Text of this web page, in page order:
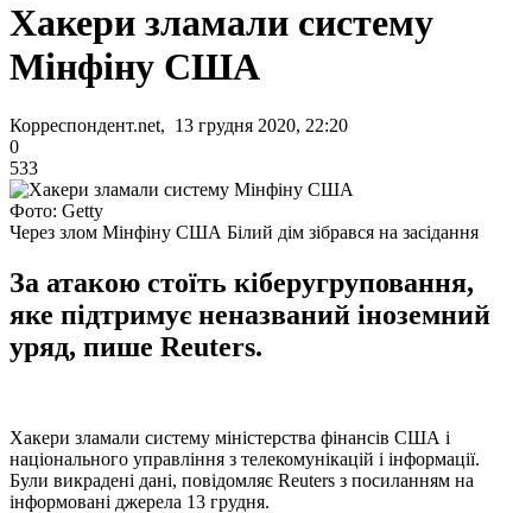
Хакери зламали систему
Мінфіну США
Корреспондент.net, 13 грудня 2020, 22:20
0
533
Фото: Getty
Через злом Мінфіну США Білий дім зібрався на засідання
За атакою стоїть кіберугруповання,
яке підтримує неназваний іноземний
уряд, пише Reuters.
Хакери зламали систему міністерства фінансів США і
національного управління з телекомунікацій і інформації.
Були викрадені дані, повідомляє Reuters з посиланням на
інформовані джерела 13 грудня.